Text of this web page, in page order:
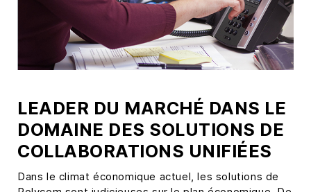
LEADER DU MARCHÉ DANS LE
DOMAINE DES SOLUTIONS DE
COLLABORATIONS UNIFIÉES
Dans le climat économique actuel, les solutions de